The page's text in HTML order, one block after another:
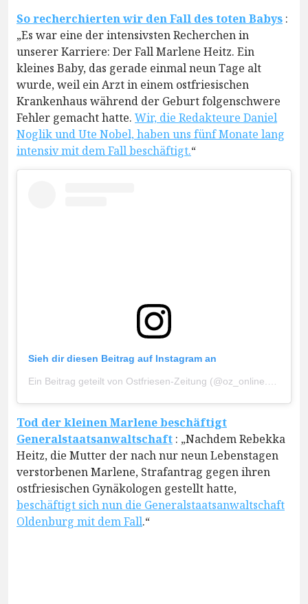
So recherchierten wir den Fall des toten Babys :
„Es war eine der intensivsten Recherchen in
unserer Karriere: Der Fall Marlene Heitz. Ein
kleines Baby, das gerade einmal neun Tage alt
wurde, weil ein Arzt in einem ostfriesischen
Krankenhaus während der Geburt folgenschwere
Fehler gemacht hatte. Wir, die Redakteure Daniel
Noglik und Ute Nobel, haben uns fünf Monate lang
intensiv mit dem Fall beschäftigt.“
Sieh dir diesen Beitrag auf Instagram an
Tod der kleinen Marlene beschäftigt
Generalstaatsanwaltschaft : „Nachdem Rebekka
Heitz, die Mutter der nach nur neun Lebenstagen
verstorbenen Marlene, Strafantrag gegen ihren
ostfriesischen Gynäkologen gestellt hatte,
beschäftigt sich nun die Generalstaatsanwaltschaft
Oldenburg mit dem Fall.“